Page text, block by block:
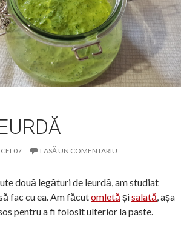
LASĂ UN COMENTARIU
două legături de leurdă, am studiat
fac cu ea. Am făcutomletă șisalată, așa
pentru a fi folosit ulterior la paste.